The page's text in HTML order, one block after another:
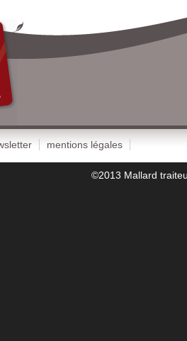
mentions légales
©2013 Mallard